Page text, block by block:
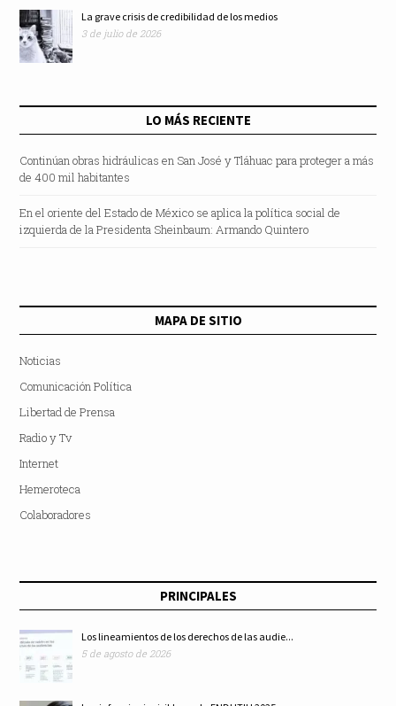
La grave crisis de credibilidad de los medios
3 de julio de 2026
LO MÁS RECIENTE
Continúan obras hidráulicas en San José y Tláhuac para proteger a más
de 400 mil habitantes
En el oriente del Estado de México se aplica la política social de
izquierda de la Presidenta Sheinbaum: Armando Quintero
MAPA DE SITIO
Noticias
Comunicación Política
Libertad de Prensa
Radio y Tv
Internet
Hemeroteca
Colaboradores
PRINCIPALES
Los lineamientos de los derechos de las audie...
5 de agosto de 2026